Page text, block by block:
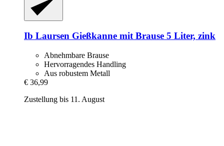
Ib Laursen Gießkanne mit Brause 5 Liter, zink
Abnehmbare Brause
Hervorragendes Handling
Aus robustem Metall
€ 36,99
Zustellung bis 11. August